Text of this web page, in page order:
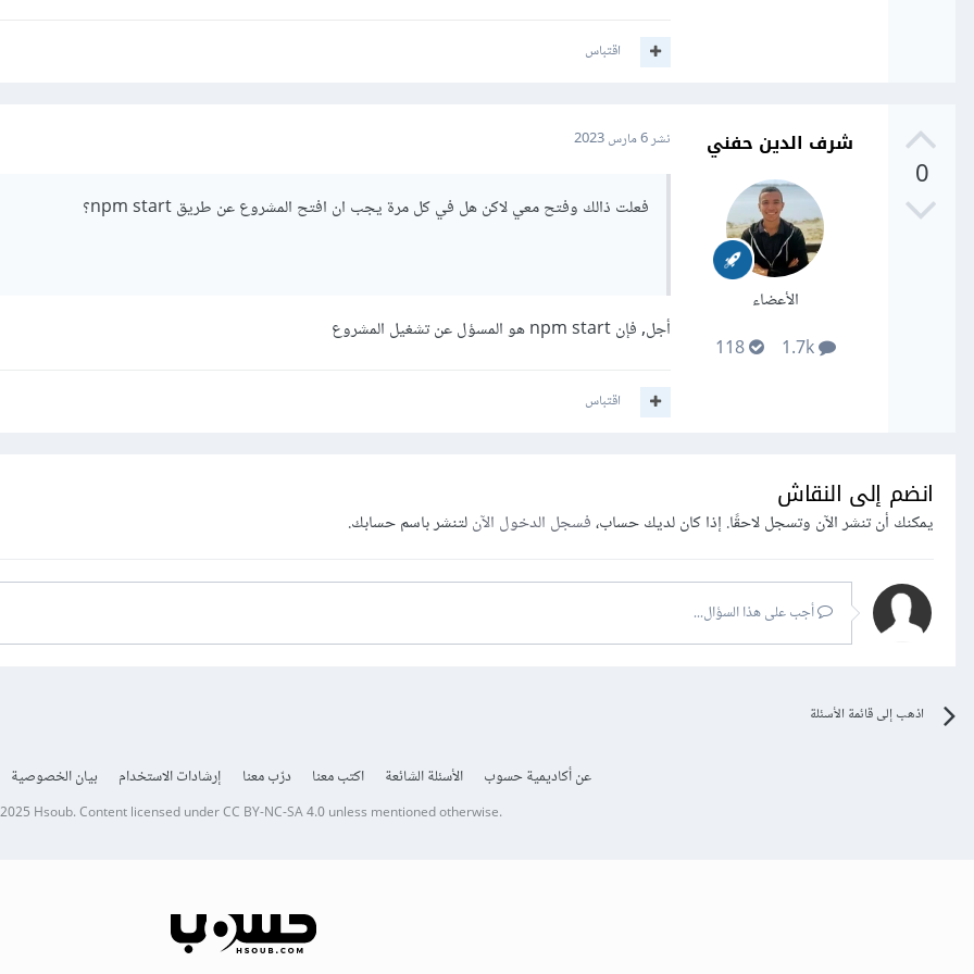
اقتباس
0
شرف الدين حفني
الأعضاء
1.7k
118
نشر6 مارس 2023
فعلت ذالك وفتح معي لاكن هل في كل مرة يجب ان افتح المشروع عن طريق npm start؟
أجل, فإن npm start هو المسؤل عن تشغيل المشروع
اقتباس
انضم إلى النقاش
يمكنك أن تنشر الآن وتسجل لاحقًا. إذا كان لديك حساب،فسجل الدخول الآنلتنشر باسم حسابك.
أجب على هذا السؤال...
اذهب إلى قائمة الأسئلة
عن أكاديمية حسوب الأسئلة الشائعة اكتب معنا درّب معنا إرشادات الاستخدام بيان الخصوصية
Hsoub.Content licensed underCC BY-NC-SA 4.0unless mentioned otherwise.